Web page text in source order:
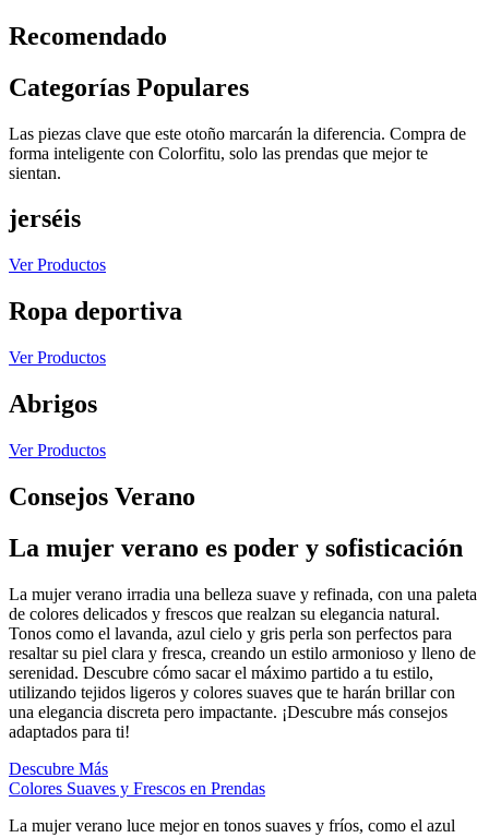
Recomendado
Categorías Populares
Las piezas clave que este otoño marcarán la diferencia. Compra de
forma inteligente con Colorfitu, solo las prendas que mejor te
sientan.
jerséis
Ver Productos
Ropa deportiva
Ver Productos
Abrigos
Ver Productos
Consejos Verano
La mujer verano es poder y sofisticación
La mujer verano irradia una belleza suave y refinada, con una paleta
de colores delicados y frescos que realzan su elegancia natural.
Tonos como el lavanda, azul cielo y gris perla son perfectos para
resaltar su piel clara y fresca, creando un estilo armonioso y lleno de
serenidad. Descubre cómo sacar el máximo partido a tu estilo,
utilizando tejidos ligeros y colores suaves que te harán brillar con
una elegancia discreta pero impactante. ¡Descubre más consejos
adaptados para ti!
Descubre Más
Colores Suaves y Frescos en Prendas
La mujer verano luce mejor en tonos suaves y fríos, como el azul